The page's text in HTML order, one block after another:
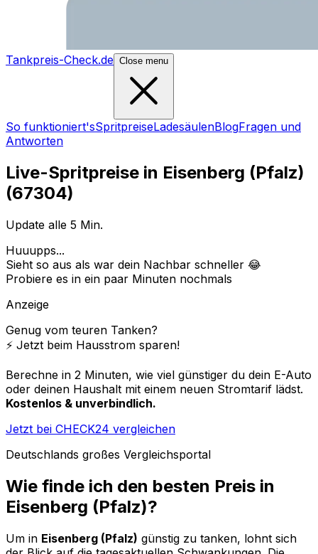
Tankpreis-Check.de Close menu
So funktioniert'sSpritpreiseLadesäulenBlogFragen und
Antworten
Live-Spritpreise in Eisenberg (Pfalz)
(67304)
Update alle 5 Min.
Huuupps...
Sieht so aus als war dein Nachbar schneller 😂
Probiere es in ein paar Minuten nochmals
Anzeige
Genug vom teuren Tanken?
⚡️ Jetzt beim Hausstrom sparen!
Berechne in 2 Minuten, wie viel günstiger du dein E-Auto
oder deinen Haushalt mit einem neuen Stromtarif lädst.
Kostenlos & unverbindlich.
Jetzt bei CHECK24 vergleichen
Deutschlands großes Vergleichsportal
Wie finde ich den besten Preis in
Eisenberg (Pfalz)?
Um in Eisenberg (Pfalz) günstig zu tanken, lohnt sich